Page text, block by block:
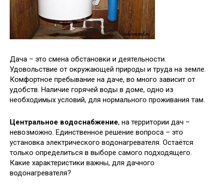
Дача – это смена обстановки и деятельности.
Удовольствие от окружающей природы и труда на земле.
Комфортное пребывание на даче, во много зависит от
удобств. Наличие горячей воды в доме, одно из
необходимых условий, для нормального проживания там.
Центральное водоснабжение, на территории дач –
невозможно. Единственное решение вопроса – это
установка электрического водонагревателя. Остаётся
только определиться в выборе самого подходящего.
Какие характеристики важны, для дачного
водонагревателя?